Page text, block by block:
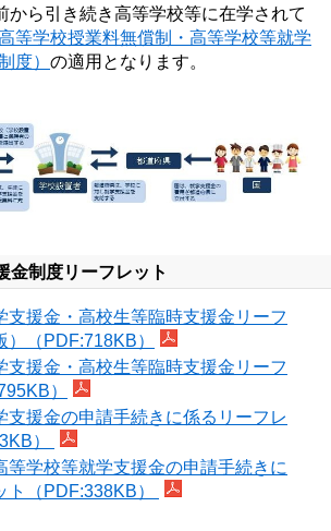
から引き続き高等学校等に在学されて
等学校授業料無償制・高等学校等就学
度） の適用となります。
金制度リーフレット
支援金・高校生等臨時支援金リーフ
）（PDF:718KB）
支援金・高校生等臨時支援金リーフ
）
支援金の申請手続きに係るリーフレ
）
等学校等就学支援金の申請手続きに
ト（PDF:338KB）